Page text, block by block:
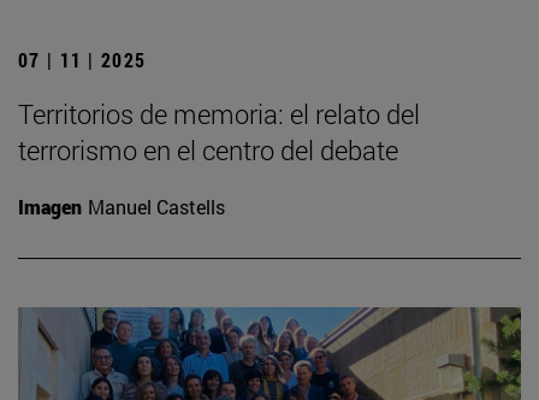
07 | 11 | 2025
Territorios de memoria: el relato del
terrorismo en el centro del debate
Imagen Manuel Castells